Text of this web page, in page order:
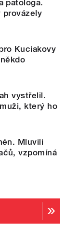
patologa.
provázely
Kuciakovy
vystřelil.
který ho
Mluvili
vzpomíná